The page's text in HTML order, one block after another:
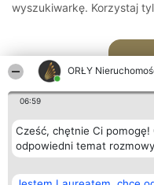
ORŁY
06:59
Cześć, chętnie Ci pomogę!
odpowiedni temat
wyszukiwarkę. Korzystaj
Organizator plebiscytu